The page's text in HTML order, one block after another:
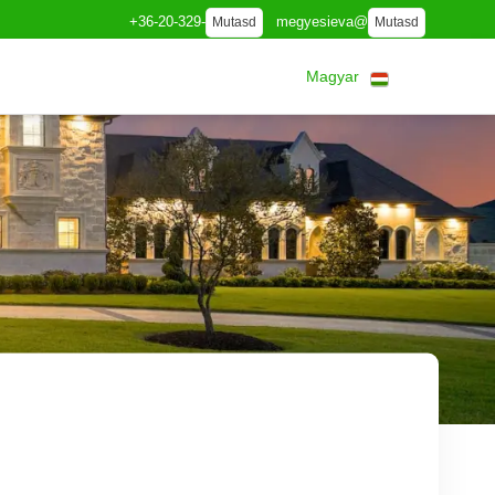
+36-20-329- Mutasd megyesieva@ Mutasd
Magyar